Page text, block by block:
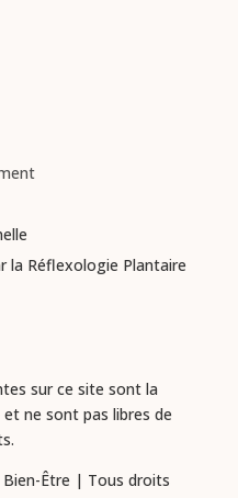
la Réflexologie Plantaire
sur ce site sont la
ne sont pas libres de
Être | Tous droits